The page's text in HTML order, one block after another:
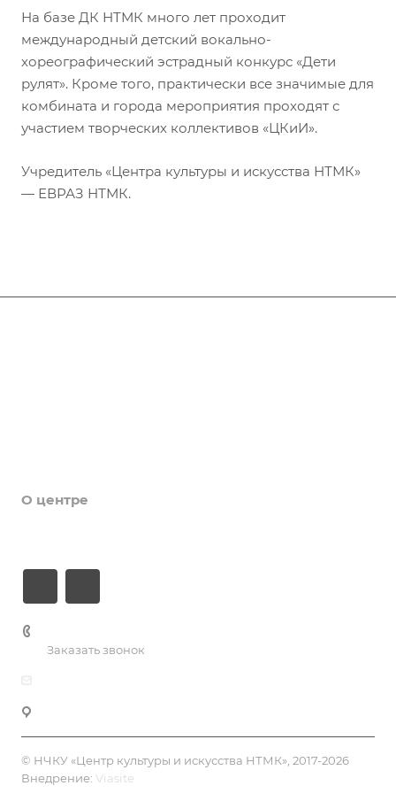
На базе ДК НТМК много лет проходит
международный детский вокально-
хореографический эстрадный конкурс «Дети
рулят». Кроме того, практически все значимые для
комбината и города мероприятия проходят с
участием творческих коллективов «ЦКиИ».
Учредитель «Центра культуры и искусства НТМК»
— ЕВРАЗ НТМК.
О центре
Заказать звонок
© НЧКУ «Центр культуры и искусства НТМК», 2017-2026
Внедрение: Viasite